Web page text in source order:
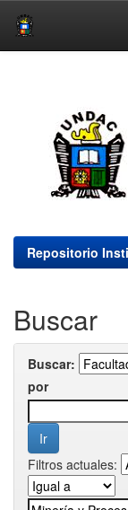
Repositorio
Buscar
Buscar:
por
Filtros actuales: